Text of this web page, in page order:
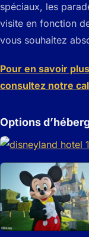
spéciaux, les
visite en fonction
vous souhaitez
Pour en savoir
consultez notre
Options